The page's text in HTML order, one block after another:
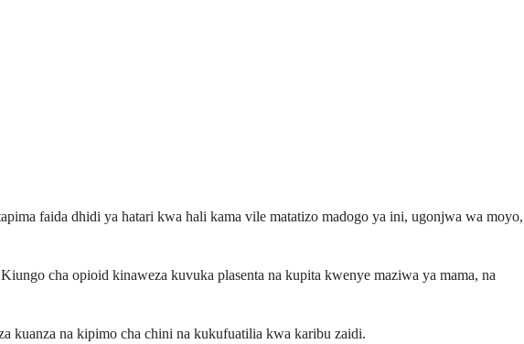
faida dhidi ya hatari kwa hali kama vile matatizo madogo ya ini, ugonjwa wa moyo,
cha opioid kinaweza kuvuka plasenta na kupita kwenye maziwa ya mama, na
kuanza na kipimo cha chini na kukufuatilia kwa karibu zaidi.